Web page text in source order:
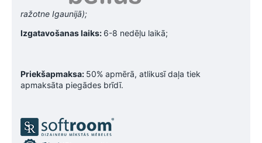
ražotne Igaunijā);
Izgatavošanas laiks: 6-8 nedēļu laikā;
Priekšapmaksa: 50% apmērā, atlikusī daļa tiek
apmaksāta piegādes brīdī.